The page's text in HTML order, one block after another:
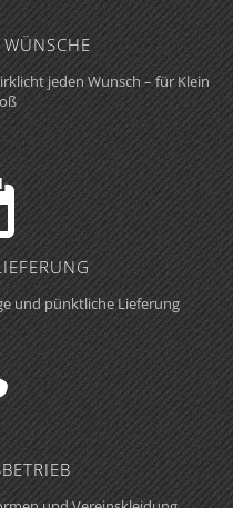
jeden Wunsch – für Klein
und pünktliche Lieferung